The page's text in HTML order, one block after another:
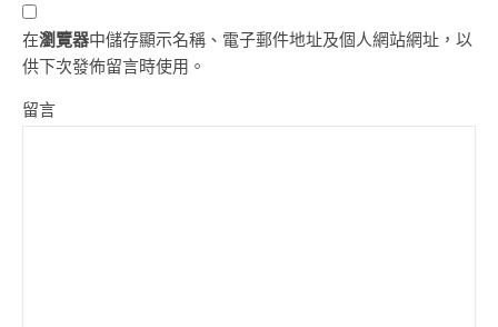
在瀏覽器中儲存顯示名稱、電子郵件地址及個人網站網址，以
供下次發佈留言時使用。
留言